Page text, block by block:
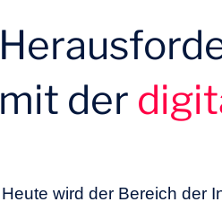
mit der
Heute wird der Bereich der
entwickeln, um sich von